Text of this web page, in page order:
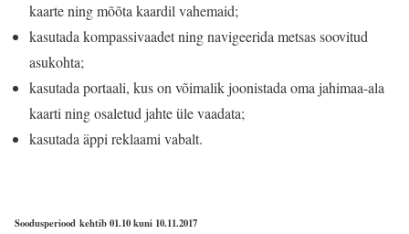
kaarte ning mõõta kaardil vahemaid;
kasutada kompassivaadet ning navigeerida metsas soovitud
asukohta;
kasutada portaali, kus on võimalik joonistada oma jahimaa-ala
kaarti ning osaletud jahte üle vaadata;
kasutada äppi reklaami vabalt.
Soodusperiood kehtib 01.10 kuni 10.11.2017